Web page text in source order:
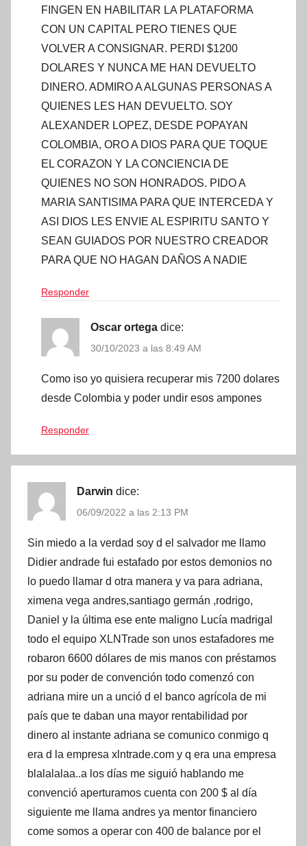
FINGEN EN HABILITAR LA PLATAFORMA
CON UN CAPITAL PERO TIENES QUE
VOLVER A CONSIGNAR. PERDI $1200
DOLARES Y NUNCA ME HAN DEVUELTO
DINERO. ADMIRO A ALGUNAS PERSONAS A
QUIENES LES HAN DEVUELTO. SOY
ALEXANDER LOPEZ, DESDE POPAYAN
COLOMBIA, ORO A DIOS PARA QUE TOQUE
EL CORAZON Y LA CONCIENCIA DE
QUIENES NO SON HONRADOS. PIDO A
MARIA SANTISIMA PARA QUE INTERCEDA Y
ASI DIOS LES ENVIE AL ESPIRITU SANTO Y
SEAN GUIADOS POR NUESTRO CREADOR
PARA QUE NO HAGAN DAÑOS A NADIE
Responder
Oscar ortega dice:
30/10/2023 a las 8:49 AM
Como iso yo quisiera recuperar mis 7200 dolares
desde Colombia y poder undir esos ampones
Responder
Darwin dice:
06/09/2022 a las 2:13 PM
Sin miedo a la verdad soy d el salvador me llamo
Didier andrade fui estafado por estos demonios no
lo puedo llamar d otra manera y va para adriana,
ximena vega andres,santiago germán ,rodrigo,
Daniel y la última ese ente maligno Lucía madrigal
todo el equipo XLNTrade son unos estafadores me
robaron 6600 dólares de mis manos con préstamos
por su poder de convención todo comenzó con
adriana mire un a unció d el banco agrícola de mi
país que te daban una mayor rentabilidad por
dinero al instante adriana se comunico conmigo q
era d la empresa xlntrade.com y q era una empresa
blalalalaa..a los días me siguió hablando me
convenció aperturamos cuenta con 200 $ al día
siguiente me llama andres ya mentor financiero
come somos a operar con 400 de balance por el